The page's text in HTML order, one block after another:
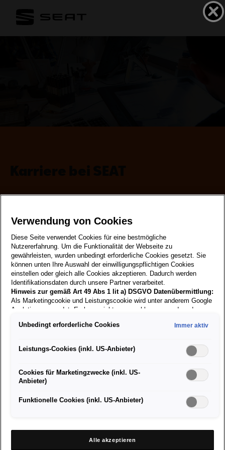
Zurück zur
Suche
31.07.2019
Mechaniker / Kfz-Techniker
(m/w/d)
Diagnose / Fehlersuche
Instandhaltung unserer Gebrauchtwagen
Verwendung von Cookies
Diese Seite verwendet Cookies für eine bestmögliche
Nutzererfahrung. Um die Funktionalität der Webseite zu
gewährleisten, wurden unbedingt erforderliche Cookies gesetzt. Sie
können unten Ihre Auswahl der einwilligungspflichtigen Cookies
einstellen oder gleich alle Cookies akzeptieren. Dadurch werden
Identifikationsdaten durch unsere Partner verarbeitet.
Hinweis zur gemäß Art 49 Abs 1 lit a) DSGVO Datenübermittlung:
Als Marketingcookie und Leistungscookie wird unter anderem Google
Analytics verwendet. Es kann nicht ausgeschlossen werden, dass
die USA (insbesondere dort an die Google LLC) weitergibt. In den
gleichwertiges Datenschutzniveau und es fehlt an einem
Angemessenheitsbeschluss der Europäischen Kommission. Hieraus
Betroffener in den USA nicht wirksam durchsetzen können, in den
USA keine Datenschutzgrundsätze bestehen, und weil nicht
Sicherheitsbehörden einen Zugriff auf Daten erlangen können, wobei
Eingriffe in Ihre persönlichen Rechte und Freiheiten nicht auf das
Art 49 Abs 1 lit a) DSGVO der Übermittlung der in den
Unbedingt erforderliche Cookies Immer aktiv
Leistungs-Cookies (inkl. US-Anbieter)
Cookies für Marketingzwecke (inkl. US-
Anbieter)
Funktionelle Cookies (inkl. US-Anbieter)
Alle akzeptieren